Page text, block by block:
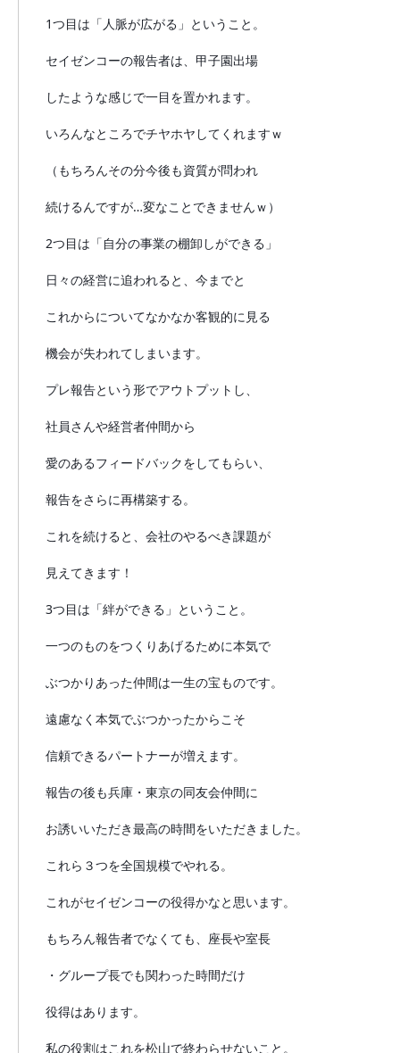
1つ目は「人脈が広がる」ということ。
セイゼンコーの報告者は、甲子園出場
したような感じで一目を置かれます。
いろんなところでチヤホヤしてくれますｗ
（もちろんその分今後も資質が問われ
続けるんですが…変なことできませんｗ）
2つ目は「自分の事業の棚卸しができる」
日々の経営に追われると、今までと
これからについてなかなか客観的に見る
機会が失われてしまいます。
プレ報告という形でアウトプットし、
社員さんや経営者仲間から
愛のあるフィードバックをしてもらい、
報告をさらに再構築する。
これを続けると、会社のやるべき課題が
見えてきます！
3つ目は「絆ができる」ということ。
一つのものをつくりあげるために本気で
ぶつかりあった仲間は一生の宝ものです。
遠慮なく本気でぶつかったからこそ
信頼できるパートナーが増えます。
報告の後も兵庫・東京の同友会仲間に
お誘いいただき最高の時間をいただきました。
これら３つを全国規模でやれる。
これがセイゼンコーの役得かなと思います。
もちろん報告者でなくても、座長や室長
・グループ長でも関わった時間だけ
役得はあります。
私の役割はこれを松山で終わらせないこと。